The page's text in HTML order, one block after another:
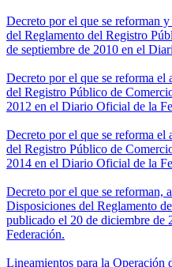
Decreto por el que se reforman
del Reglamento del Registro
de septiembre de 2010 en el
Decreto por el que se reforma
del Registro Público de
2012 en el Diario Oficial de la
Decreto por el que se reforma
del Registro Público de
2014 en el Diario Oficial de la
Decreto por el que se reforman,
Disposiciones del Reglamento
publicado el 20 de diciembre
Federación.
Lineamientos para la Operación